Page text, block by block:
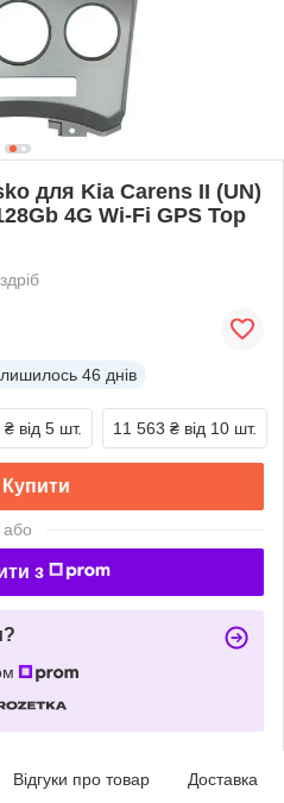
для Kia Carens II (UN)
4G Wi-Fi GPS Top
46 днів
₴ від 5 шт. 11 563 ₴ від 10 шт.
Купити
або
з
Відгуки про товар Доставка